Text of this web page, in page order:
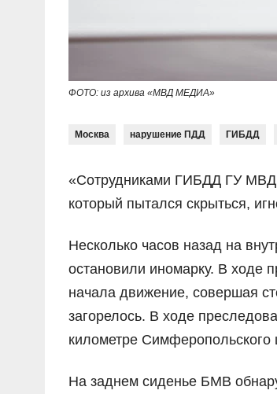
ФОТО: из архива «МВД МЕДИА»
Москва нарушение ПДД ГИБДД
«Сотрудниками ГИБДД ГУ МВД
который пытался скрыться,
Несколько часов назад на
остановили иномарку. В ходе
начала движение, совершая
загорелось. В ходе
километре
На заднем сиденье БМВ